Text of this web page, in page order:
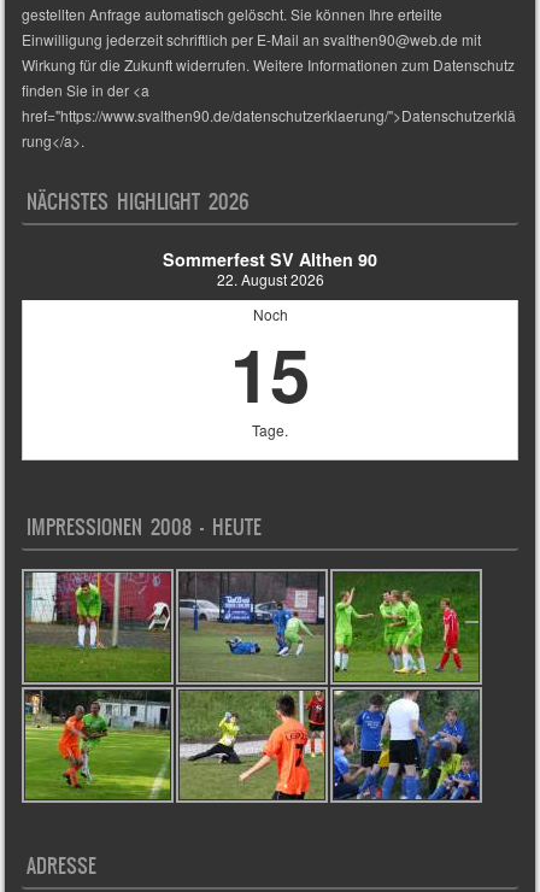
gestellten Anfrage automatisch gelöscht. Sie können Ihre erteilte
Einwilligung jederzeit schriftlich per E-Mail an svalthen90@web.de mit
Wirkung für die Zukunft widerrufen. Weitere Informationen zum Datenschutz
finden Sie in der <a
href="https://www.svalthen90.de/datenschutzerklaerung/">Datenschutzerklä
rung</a>.
NÄCHSTES HIGHLIGHT 2026
Sommerfest SV Althen 90
22. August 2026
Noch
15
Tage.
IMPRESSIONEN 2008 – HEUTE
ADRESSE